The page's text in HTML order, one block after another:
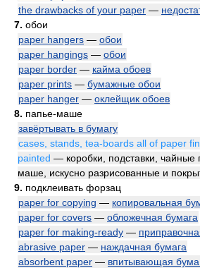
the drawbacks of your paper —
7. обои
paper hangers — обои
paper hangings — обои
paper border — кайма обоев
paper prints — бумажные обои
paper hanger — оклейщик обоев
8. папье-маше
завёртывать в бумагу
cases, stands, tea-boards all of paper
painted — коробки, подставки, чайные
маше, искусно разрисованные и
9. подклеивать форзац
paper for copying — копировальная
paper for covers — обложечная бумага
paper for making-ready —
abrasive paper — наждачная бумага
absorbent paper — впитывающая